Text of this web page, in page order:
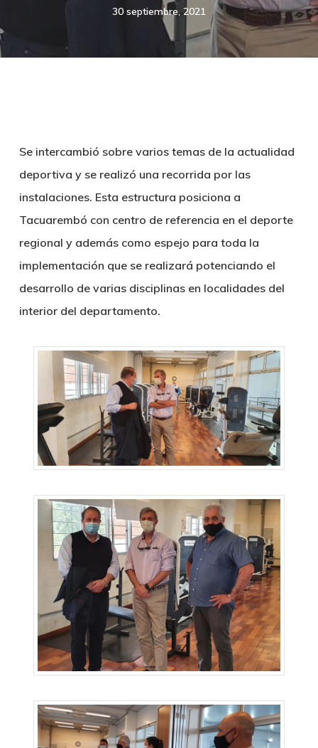
30 septiembre, 2021
Se intercambió sobre varios temas de la actualidad
deportiva y se realizó una recorrida por las
instalaciones. Esta estructura posiciona a
Tacuarembó con centro de referencia en el deporte
regional y además como espejo para toda la
implementación que se realizará potenciando el
desarrollo de varias disciplinas en localidades del
interior del departamento.